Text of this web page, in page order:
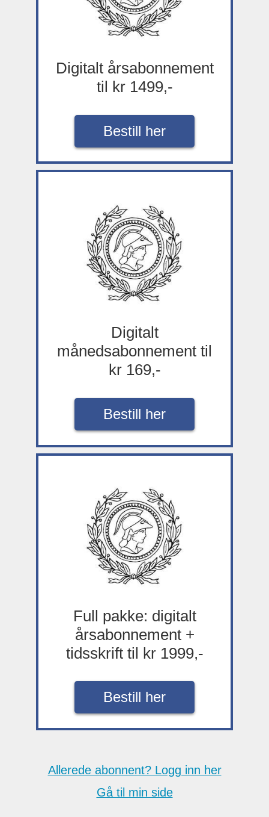
Digitalt årsabonnement
til kr 1499,-
Bestill her
Digitalt
månedsabonnement til
kr 169,-
Bestill her
Full pakke: digitalt
årsabonnement +
tidsskrift til kr 1999,-
Bestill her
Allerede abonnent? Logg inn her
Gå til min side